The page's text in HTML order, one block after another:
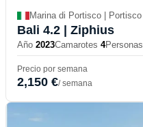
Marina di Portisco | Portisco
Bali 4.2 | Ziphius
Año 2023Camarotes 4Personas
Precio por semana
2,150 €/ semana